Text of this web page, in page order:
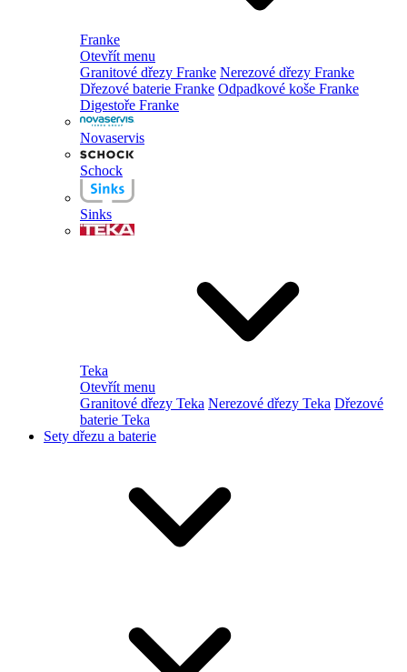
Franke
Otevřít menu
Granitové dřezy Franke Nerezové dřezy Franke
Dřezové baterie Franke Odpadkové koše Franke
Digestoře Franke
Novaservis
Schock
Sinks
Teka
Otevřít menu
Granitové dřezy Teka Nerezové dřezy Teka Dřezové
baterie Teka
Sety dřezu a baterie